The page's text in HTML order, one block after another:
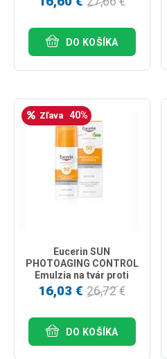
50ml
DO KOŠÍKA
Zľava 40%
Eucerin SUN
PHOTOAGING CONTROL
Emulzia na tvár proti
vráskam SPF 50+ 50ml
16,03 € 26,72 €
DO KOŠÍKA